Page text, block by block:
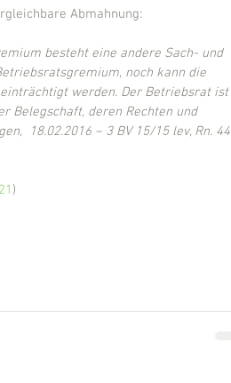
Abmahnung:
besteht eine andere Sach- und
noch kann die
werden. Der Betriebsrat ist
Belegschaft, deren Rechten und
18.02.2016 – 3 BV 15/15 lev, Rn. 44
)